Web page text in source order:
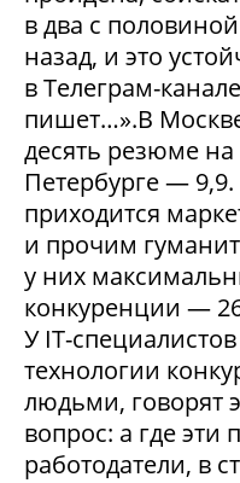
в два с
назад, и это
в Телеграм-
пишет…».В
десять резюме
Петербурге —
приходится
и прочим
у них
конкуренции —
У IT-
технологии
людьми, говорят
вопрос: а где эти
работодатели, в